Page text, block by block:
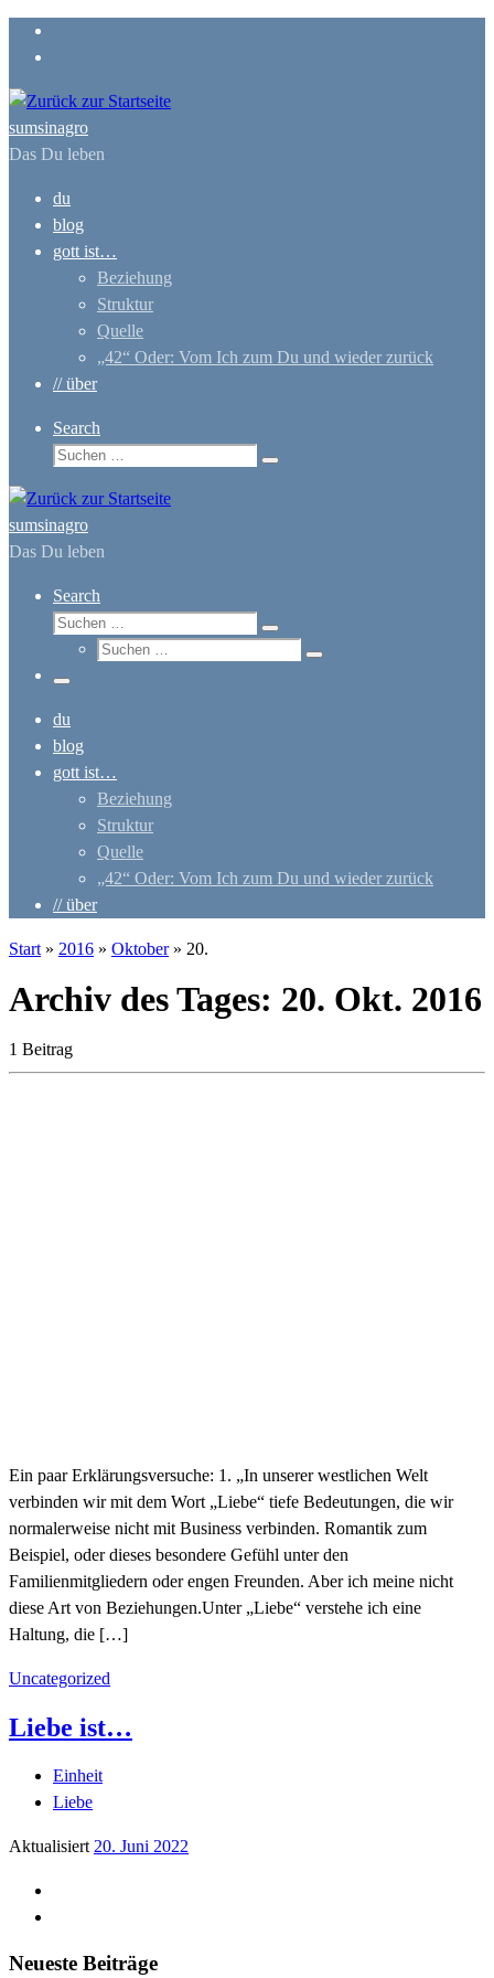
Zum
Inhalt
sumsinagro
Das Du leben
du
blog
gott ist…
Beziehung
Struktur
Quelle
„42“ Oder: Vom Ich zum Du und wieder zurück
// über
Search
Suche
Suchen …
sumsinagro
Das Du leben
Search
Suche
Suchen …
Suche
Suchen …
Menü
du
blog
gott ist…
Beziehung
Struktur
Quelle
„42“ Oder: Vom Ich zum Du und wieder zurück
// über
Start » 2016 » Oktober » 20.
Archiv des Tages: 20. Okt. 2016
1 Beitrag
Ein paar Erklärungsversuche: 1. „In unserer westlichen Welt
verbinden wir mit dem Wort „Liebe“ tiefe Bedeutungen, die wir
normalerweise nicht mit Business verbinden. Romantik zum
Beispiel, oder dieses besondere Gefühl unter den
Familienmitgliedern oder engen Freunden. Aber ich meine nicht
diese Art von Beziehungen.Unter „Liebe“ verstehe ich eine
Haltung, die […]
Uncategorized
Liebe ist…
Einheit
Liebe
Aktualisiert 20. Juni 2022
Neueste Beiträge